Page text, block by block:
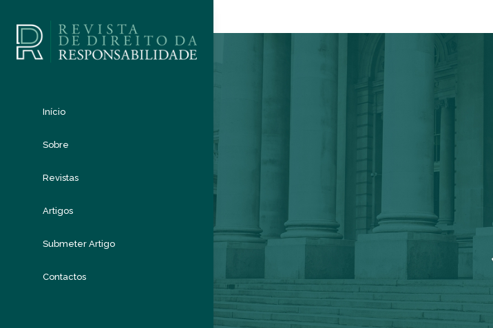
Início
Sobre
Revistas
Artigos
Submeter Artigo
Contactos